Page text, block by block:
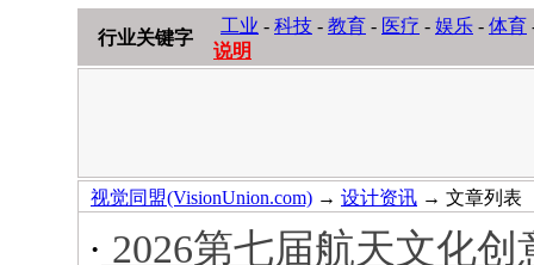
行业关键字
工业 - 科技 - 教育 - 医疗 - 娱乐 - 体育
说明
视觉同盟(VisionUnion.com) → 设计资讯 → 文章列表
· 2026第七届航天文化